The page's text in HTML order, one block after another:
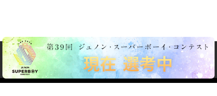
About JUNON TV お問い合わせ FAQ 利用規約
個人情報保護方針
個人情報の取扱いについて
資金決済法に基づく表記 特商法に基づく表記